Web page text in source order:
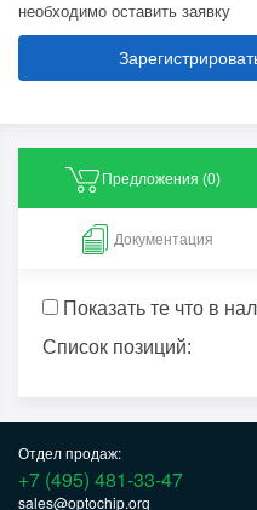
необходимо оставить заявку
Предложения (0)
Документация
Показать те что в
Список позиций:
Отдел продаж:
+7 (495) 481-33-47
sales@optochip.org